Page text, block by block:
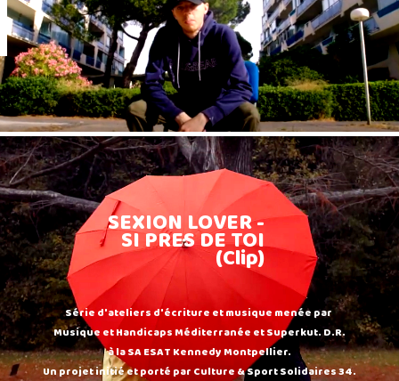
SEXION LOVER -
SI PRES DE TOI
(Clip)
Série d'ateliers d'écriture et musique menée par
Musique et Handicaps Méditerranée et Superkut. D.R.
à la SA ESAT Kennedy Montpellier.
Un projet initié et porté par Culture & Sport Solidaires 34.